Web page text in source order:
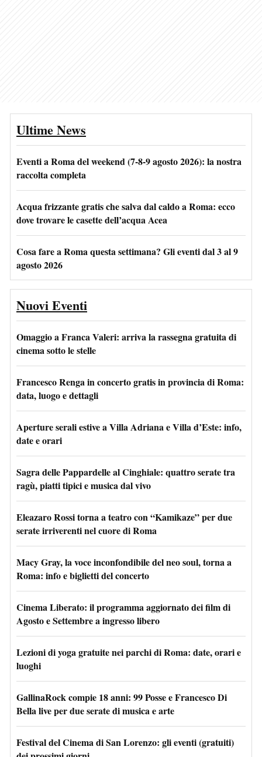
Ultime News
Eventi a Roma del weekend (7-8-9 agosto 2026): la nostra
raccolta completa
Acqua frizzante gratis che salva dal caldo a Roma: ecco
dove trovare le casette dell’acqua Acea
Cosa fare a Roma questa settimana? Gli eventi dal 3 al 9
agosto 2026
Nuovi Eventi
Omaggio a Franca Valeri: arriva la rassegna gratuita di
cinema sotto le stelle
Francesco Renga in concerto gratis in provincia di Roma:
data, luogo e dettagli
Aperture serali estive a Villa Adriana e Villa d’Este: info,
date e orari
Sagra delle Pappardelle al Cinghiale: quattro serate tra
ragù, piatti tipici e musica dal vivo
Eleazaro Rossi torna a teatro con “Kamikaze” per due
serate irriverenti nel cuore di Roma
Macy Gray, la voce inconfondibile del neo soul, torna a
Roma: info e biglietti del concerto
Cinema Liberato: il programma aggiornato dei film di
Agosto e Settembre a ingresso libero
Lezioni di yoga gratuite nei parchi di Roma: date, orari e
luoghi
GallinaRock compie 18 anni: 99 Posse e Francesco Di
Bella live per due serate di musica e arte
Festival del Cinema di San Lorenzo: gli eventi (gratuiti)